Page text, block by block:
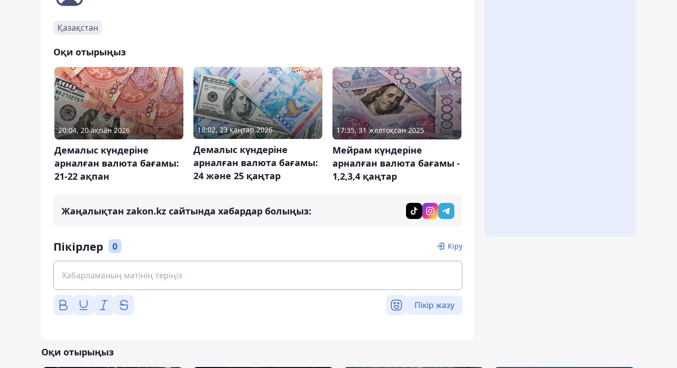
Қазақстан
Оқи отырыңыз
20:04, 20 ақпан 2026
Демалыс күндеріне
арналған валюта бағамы:
21-22 ақпан
18:02, 23 қаңтар 2026
Демалыс күндеріне
арналған валюта бағамы:
24 және 25 қаңтар
17:35, 31 желтоқсан 2025
Мейрам күндеріне
арналған валюта бағамы -
1,2,3,4 қаңтар
Жаңалықтан zakon.kz сайтында хабардар болыңыз:
Пікірлер 0 Кіру
Пікір жазу
Оқи отырыңыз